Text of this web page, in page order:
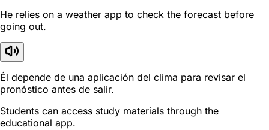
He relies on a weather app to check the forecast before
going out.
Él depende de una aplicación del clima para revisar el
pronóstico antes de salir.
Students can access study materials through the
educational app.